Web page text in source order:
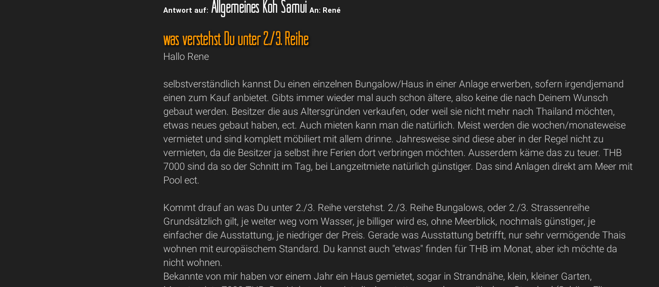
Antwort auf: Allgemeines Koh SamuiAn: René
was verstehst Du unter 2./3. Reihe
Hallo Rene
selbstverständlich kannst Du einen einzelnen Bungalow/Haus in einer Anlage erwerben, sofern irgendjemand
einen zum Kauf anbietet. Gibts immer wieder mal auch schon ältere, also keine die nach Deinem Wunsch
gebaut werden. Besitzer die aus Altersgründen verkaufen, oder weil sie nicht mehr nach Thailand möchten,
etwas neues gebaut haben, ect. Auch mieten kann man die natürlich. Meist werden die wochen/monateweise
vermietet und sind komplett möbiliert mit allem drinne. Jahresweise sind diese aber in der Regel nicht zu
vermieten, da die Besitzer ja selbst ihre Ferien dort verbringen möchten. Ausserdem käme das zu teuer. THB
7000 sind da so der Schnitt im Tag, bei Langzeitmiete natürlich günstiger. Das sind Anlagen direkt am Meer mit
Pool ect.
Kommt drauf an was Du unter 2./3. Reihe verstehst. 2./3. Reihe Bungalows, oder 2./3. Strassenreihe
Grundsätzlich gilt, je weiter weg vom Wasser, je billiger wird es, ohne Meerblick, nochmals günstiger, je
einfacher die Ausstattung, je niedriger der Preis. Gerade was Ausstattung betrifft, nur sehr vermögende Thais
wohnen mit europäischem Standard. Du kannst auch "etwas" finden für THB im Monat, aber ich möchte da
nicht wohnen.
Bekannte von mir haben vor einem Jahr ein Haus gemietet, sogar in Strandnähe, klein, kleiner Garten,